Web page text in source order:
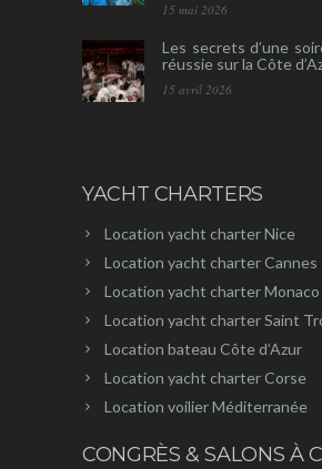
15 mai 2026
Les secrets d’une
réussie sur la Côte
15 avril 2026
YACHT CHARTERS
Location yacht charter Nice
Location yacht charter Cannes
Location yacht charter Monaco
Location yacht charter Saint
Location bateau Côte d’Azur
Location yacht charter Corse
Location voilier Méditerranée
CONGRÈS & SALONS À